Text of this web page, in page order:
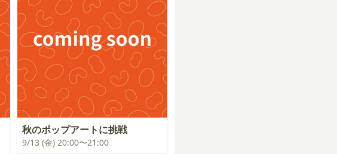
秋のポップアートに挑戦
9/13 (金) 20:00〜21:00